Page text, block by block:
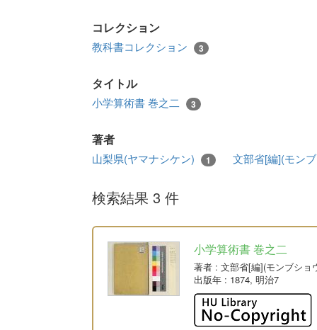
コレクション
教科書コレクション 3
タイトル
小学算術書 巻之二 3
著者
山梨県(ヤマナシケン) 1 文部省[編](モン
検索結果 3 件
小学算術書 巻之二
著者 : 文部省[編](モンブショ
出版年 : 1874, 明治7